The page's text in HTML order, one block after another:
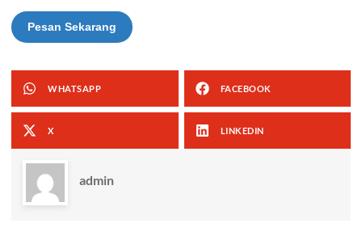
Pesan Sekarang
WHATSAPP FACEBOOK
X LINKEDIN
admin